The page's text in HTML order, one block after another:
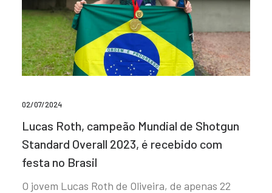
02/07/2024
Lucas Roth, campeão Mundial de Shotgun
Standard Overall 2023, é recebido com
festa no Brasil
O jovem Lucas Roth de Oliveira, de apenas 22